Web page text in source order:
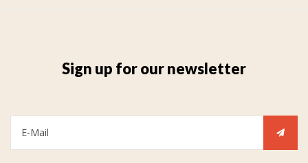
Sign up for our newsletter